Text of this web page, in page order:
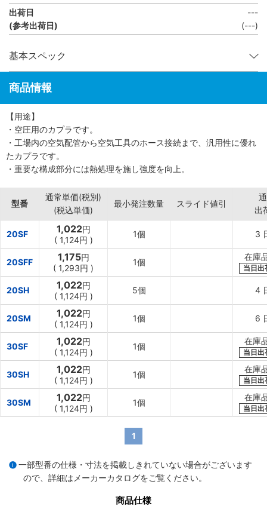
出荷日
(参考出荷日)
---
(---)
基本スペック
商品情報
【用途】
・空圧用のカプラです。
・工場内の空気配管から空気工具のホース接続まで、汎用性に優れ
たカプラです。
・重要な構成部分には熱処理を施し強度を向上。
型番
通常単価(税別)
(税込単価)
最小発注数量 スライド値引
出
20SF 1,022円
( 1,124円 )
1個 3
20SFF 1,175円
( 1,293円 )
1個
在庫
当日出
20SH 1,022円
( 1,124円 )
5個 4
20SM 1,022円
( 1,124円 )
1個 6
30SF 1,022円
( 1,124円 )
1個
在庫
当日出
30SH 1,022円
( 1,124円 )
1個
在庫
当日出
30SM 1,022円
( 1,124円 )
1個
在庫
当日出
1
一部型番の仕様・寸法を掲載しきれていない場合がございます
ので、詳細は メーカーカタログをご覧ください。
商品仕様